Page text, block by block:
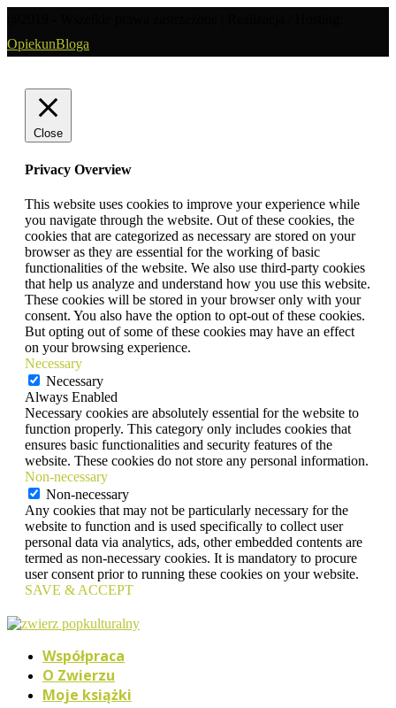
OpiekunBloga
Close
Privacy Overview
This website uses cookies to improve your experience while
you navigate through the website. Out of these cookies, the
cookies that are categorized as necessary are stored on your
browser as they are essential for the working of basic
functionalities of the website. We also use third-party cookies
that help us analyze and understand how you use this website.
These cookies will be stored in your browser only with your
consent. You also have the option to opt-out of these cookies.
But opting out of some of these cookies may have an effect
on your browsing experience.
Necessary
Necessary
Always Enabled
Necessary cookies are absolutely essential for the website to
function properly. This category only includes cookies that
ensures basic functionalities and security features of the
website. These cookies do not store any personal information.
Non-necessary
Non-necessary
Any cookies that may not be particularly necessary for the
website to function and is used specifically to collect user
personal data via analytics, ads, other embedded contents are
termed as non-necessary cookies. It is mandatory to procure
user consent prior to running these cookies on your website.
SAVE & ACCEPT
Współpraca
O Zwierzu
Moje książki